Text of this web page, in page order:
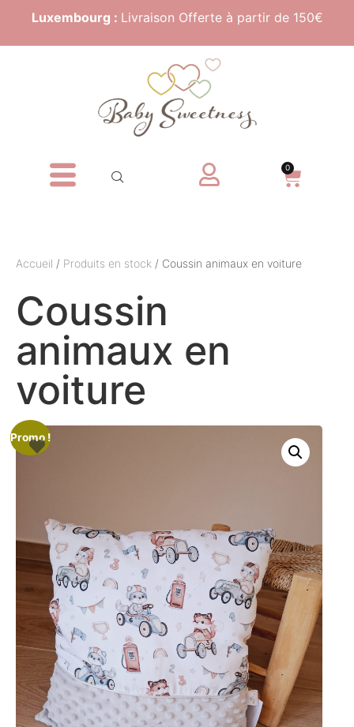
Luxembourg : Livraison Offerte à partir de 150€
0
Accueil / Produits en stock / Coussin animaux en voiture
Coussin
animaux en
voiture
Promo !